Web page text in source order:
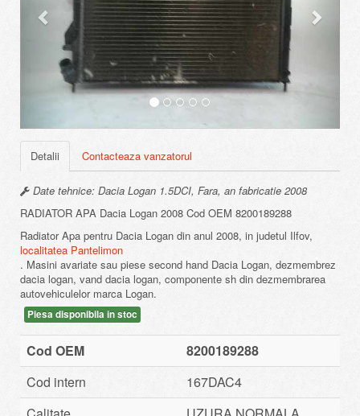
Detalii Contacteaza vanzatorul
Date tehnice: Dacia Logan 1.5DCI, Fara, an fabricatie 2008
RADIATOR APA Dacia Logan 2008 Cod OEM 8200189288
Radiator Apa pentru Dacia Logan din anul 2008, in judetul Ilfov,
localitatea Pantelimon
. Masini avariate sau piese second hand Dacia Logan, dezmembrez
dacia logan, vand dacia logan, componente sh din dezmembrarea
autovehiculelor marca Logan.
Piesa disponibila in stoc
Cod OEM
8200189288
Cod intern
167DAC4